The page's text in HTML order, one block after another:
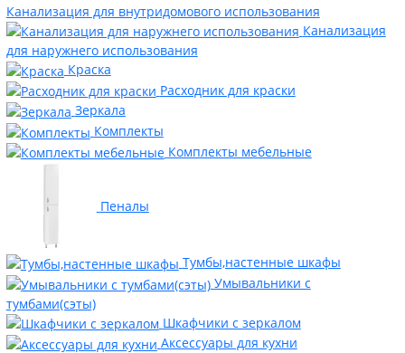
Канализация для внутридомового использования
Канализация
для наружнего использования
Краска
Расходник для краски
Зеркала
Комплекты
Комплекты мебельные
Пеналы
Тумбы,настенные шкафы
Умывальники с
тумбами(сэты)
Шкафчики с зеркалом
Аксессуары для кухни